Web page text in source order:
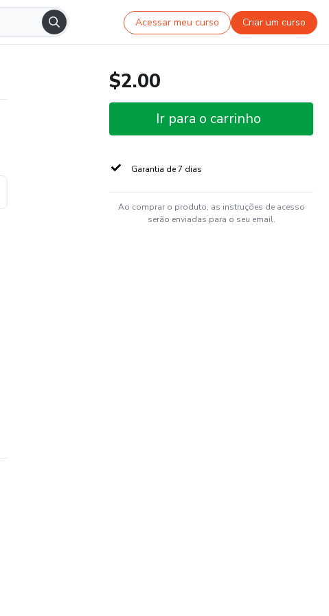
Acessar meu curso Criar um curso
$2.00
Ir para o carrinho
Garantia de 7 dias
Ao comprar o produto, as instruções de acesso
serão enviadas para o seu email.